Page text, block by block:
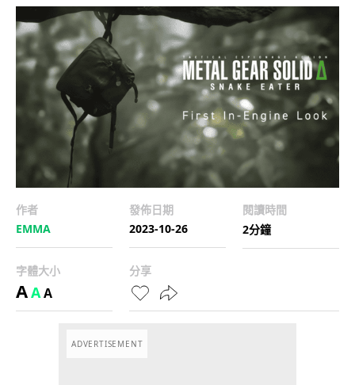
作者
EMMA
發佈日期
2023-10-26
閱讀時間
2分鐘
字體大小
AAA
分享
ADVERTISEMENT